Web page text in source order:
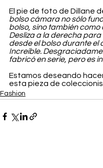
El pie de foto de Dillane
bolso cámara no sólo
bolso, sino también como
Desliza a la derecha para
desde el bolso durante el
Increíble.
fabricó en serie, pero es
Estamos deseando
esta pieza de
Fashion